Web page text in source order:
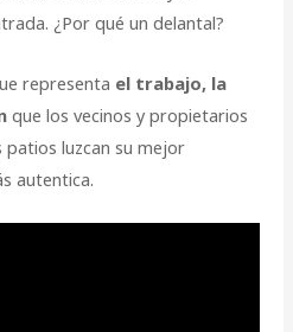
¿Por qué un delantal?
representa el trabajo, la
que los vecinos y propietarios
luzcan su mejor
autentica.